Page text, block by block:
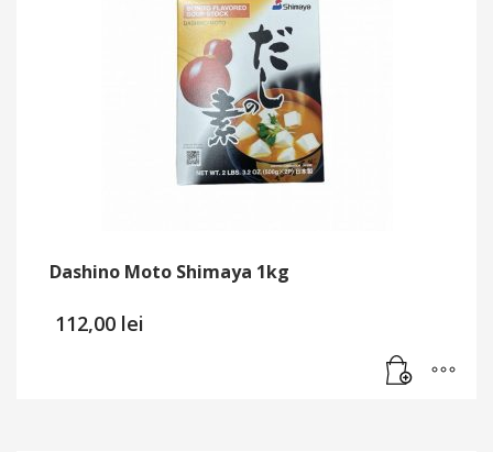
Dashino Moto Shimaya 1kg
112,00 lei